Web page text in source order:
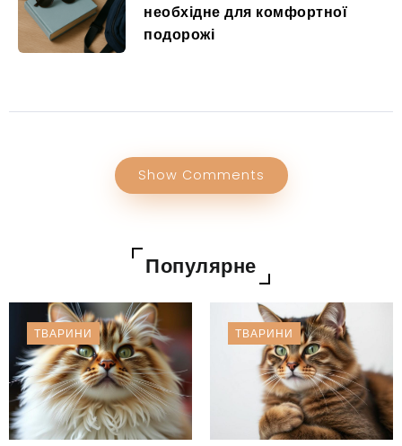
необхідне для комфортної
подорожі
Show Comments
Популярне
ТВАРИНИ ТВАРИНИ